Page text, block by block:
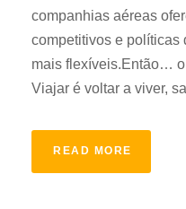
companhias aéreas
competitivos e políticas
mais flexíveis.Então…
Viajar é voltar a viver,
READ MORE